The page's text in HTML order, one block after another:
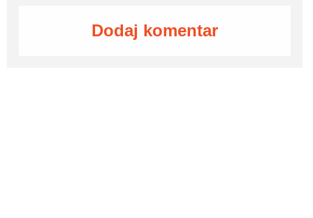
Dodaj komentar